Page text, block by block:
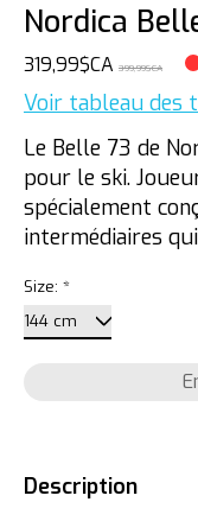
Nordica
319,99$CA 399,99$CA
Voir tableau des
Le Belle 73 de
pour le ski.
spécialement
intermédiaires
Size: *
Description